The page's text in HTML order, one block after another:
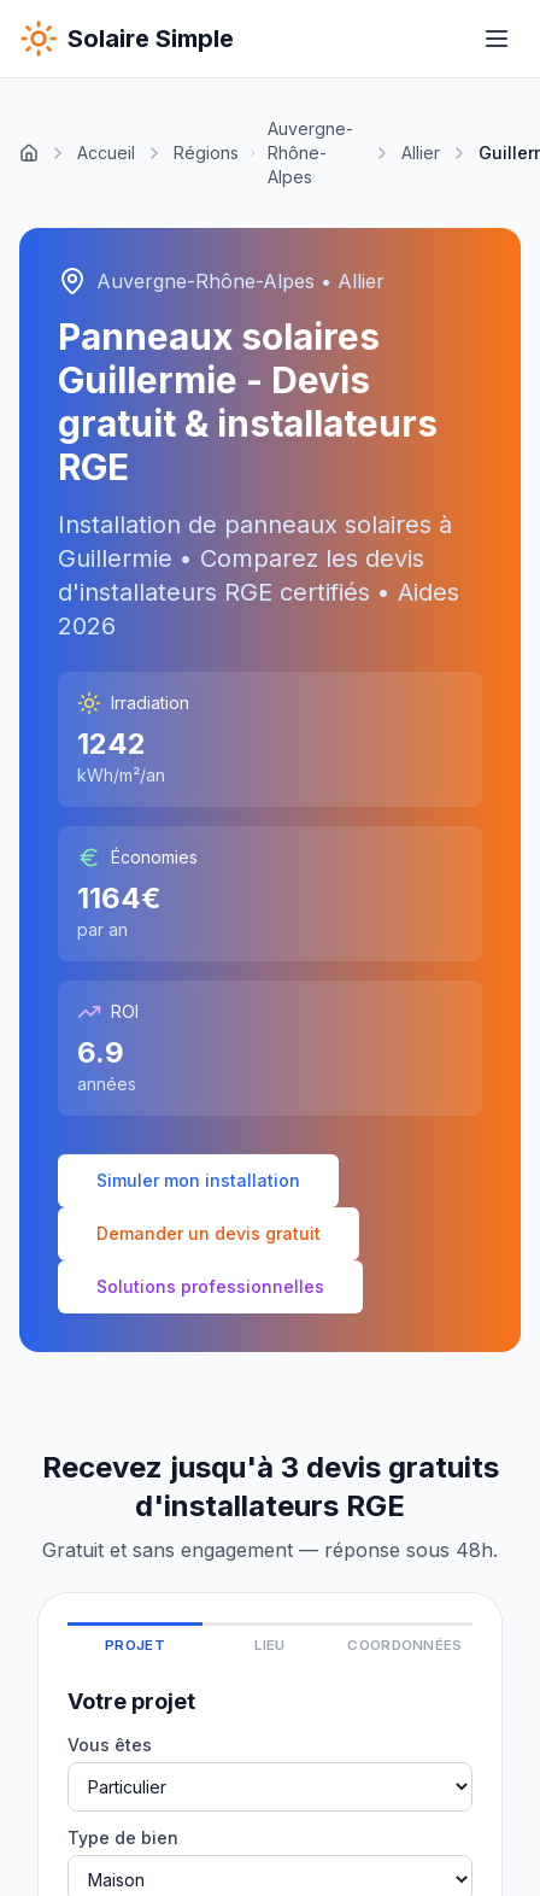
Solaire Simple
Accueil Régions
Auvergne-
Rhône-
Alpes
Allier
Auvergne-Rhône-Alpes • Allier
Panneaux solaires
Guillermie - Devis
gratuit & installateurs
RGE
Installation de panneaux solaires à
Guillermie • Comparez les devis
d'installateurs RGE certifiés • Aides
2026
Irradiation
1242
kWh/m²/an
Économies
1164€
par an
ROI
6.9
années
Simuler mon installation
Demander un devis gratuit
Solutions professionnelles
Recevez jusqu'à 3 devis gratuits
d'installateurs RGE
Gratuit et sans engagement — réponse sous 48h.
PROJET LIEU COORDONNÉES
Votre projet
Vous êtes
Type de bien